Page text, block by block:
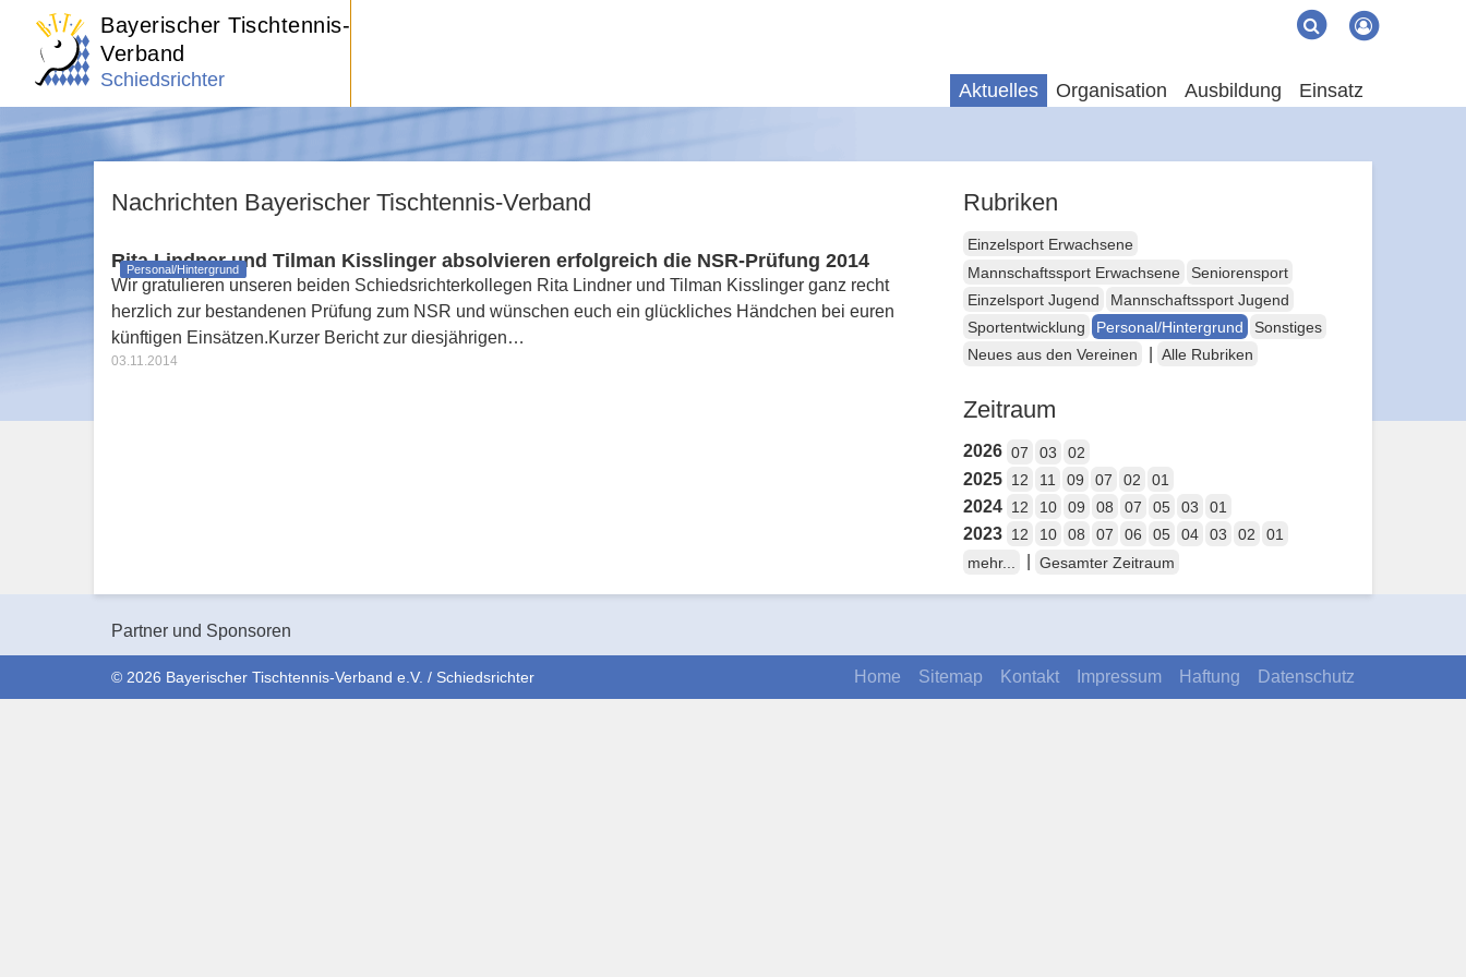
Bayerischer Tischtennis-
Verband
Schiedsrichter
Suche Suchen
Aktuelles Organisation Ausbildung Einsatz
Nachrichten Bayerischer Tischtennis-Verband
Personal/Hintergrund
Rita Lindner und Tilman Kisslinger absolvieren erfolgreich die NSR-Prüfung 2014
Wir gratulieren unseren beiden Schiedsrichterkollegen Rita Lindner und Tilman Kisslinger ganz recht
herzlich zur bestandenen Prüfung zum NSR und wünschen euch ein glückliches Händchen bei euren
künftigen Einsätzen.Kurzer Bericht zur diesjährigen…
03.11.2014
Rubriken
Einzelsport Erwachsene
Mannschaftssport Erwachsene
Seniorensport
Einzelsport Jugend
Mannschaftssport Jugend
Sportentwicklung
Personal/Hintergrund
Sonstiges
Neues aus den Vereinen
Alle Rubriken
Zeitraum
2026 07 03 02
2025 12 11 09 07 02 01
2024 12 10 09 08 07 05 03 01
2023 12 10 08 07 06 05 04 03 02
01
mehr...
Gesamter Zeitraum
Partner und Sponsoren
Home Sitemap Kontakt Impressum Haftung Datenschutz
© 2026 Bayerischer Tischtennis-Verband e.V. / Schiedsrichter